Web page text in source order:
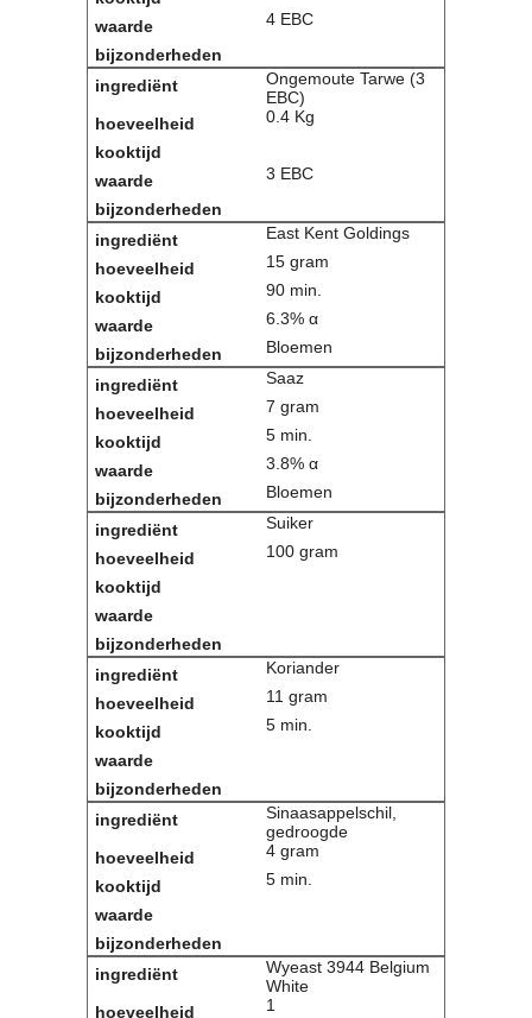
4 EBC
Ongemoute Tarwe (3
EBC)
0.4 Kg
3 EBC
East Kent Goldings
15 gram
90 min.
6.3% α
Bloemen
Saaz
7 gram
5 min.
3.8% α
Bloemen
Suiker
100 gram
Koriander
11 gram
5 min.
Sinaasappelschil,
gedroogde
4 gram
5 min.
Wyeast 3944 Belgium
White
1
Recepten
Zoeken
Bericht
Locatie
Lid worden
Brouwcursus
Media
Artikelen
Foto's
Links
Nieuwsflitsen
Video
Sponsoren